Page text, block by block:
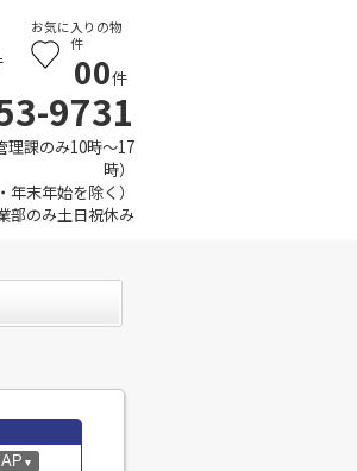
お気に入りの物
件
00件
9731
理課のみ10時～17
時）
末年始を除く）
部のみ土日祝休み
▼